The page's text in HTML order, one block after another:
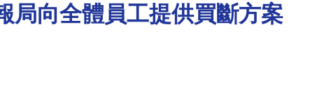
局向全體員工提供買斷方案